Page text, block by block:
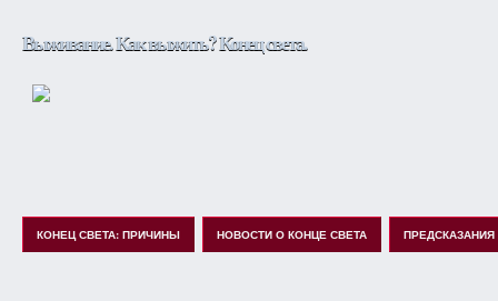
Выживание. Как выжить? Конец света.
КОНЕЦ СВЕТА: ПРИЧИНЫ НОВОСТИ О КОНЦЕ СВЕТА ПРЕДСКАЗАНИЯ